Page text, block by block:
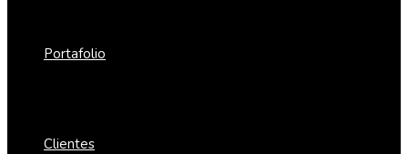
Portafolio
Clientes